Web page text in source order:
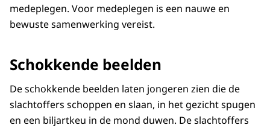
medeplegen. Voor medeplegen is een nauwe en
bewuste samenwerking vereist.
Schokkende beelden
De schokkende beelden laten jongeren zien die de
slachtoffers schoppen en slaan, in het gezicht spugen
en een biljartkeu in de mond duwen. De slachtoffers